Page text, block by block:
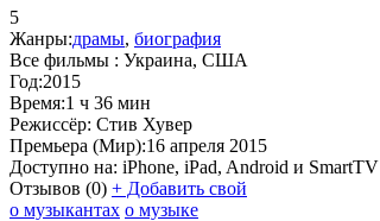
5
Жанры:драмы, биография
Все фильмы : Украина, США
Год:2015
Время:1 ч 36 мин
Режиссёр: Стив Хувер
Премьера (Мир):16 апреля 2015
Доступно на: iPhone, iPad, Android и SmartTV
Отзывов (0) + Добавить свой
о музыкантах о музыке